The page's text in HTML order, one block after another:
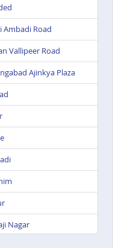
Road
Vallipeer Road
Ajinkya Plaza
Nagar